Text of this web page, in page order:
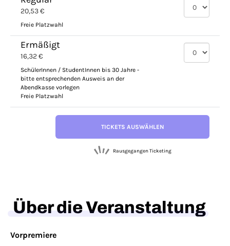
20,53 €
Freie Platzwahl
Ermäßigt
16,32 €
SchülerInnen / StudentInnen bis 30 Jahre -
bitte entsprechenden Ausweis an der
Abendkasse vorlegen
Freie Platzwahl
TICKETS AUSWÄHLEN
Rausgegangen Ticketing
Über die Veranstaltung
Vorpremiere